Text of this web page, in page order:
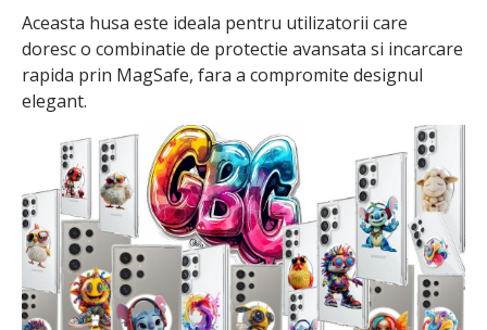
Aceasta husa este ideala pentru utilizatorii care
doresc o combinatie de protectie avansata si incarcare
rapida prin MagSafe, fara a compromite designul
elegant.